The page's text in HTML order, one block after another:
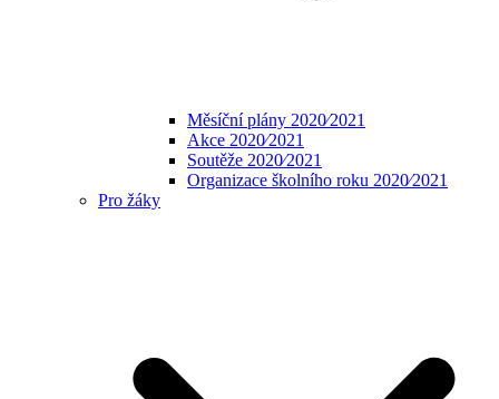
Měsíční plány 2020⁄2021
Akce 2020⁄2021
Soutěže 2020⁄2021
Organizace školního roku 2020⁄2021
Pro žáky